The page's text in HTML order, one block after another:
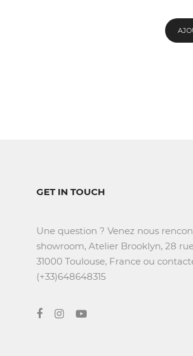
GET IN TOUCH
Une question ? Venez nous
showroom, Atelier Brooklyn, 28
31000 Toulouse, France ou
(+33)648648315